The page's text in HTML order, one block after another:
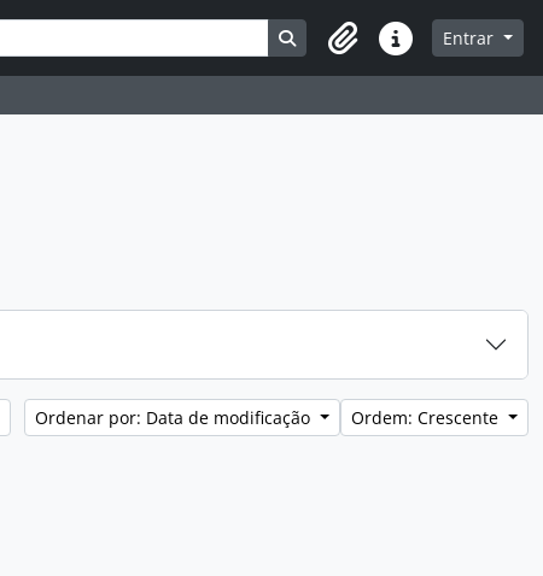
Busque na página de
Atalhos Entrar
Ordenar por: Data de modificação Ordem: Crescente